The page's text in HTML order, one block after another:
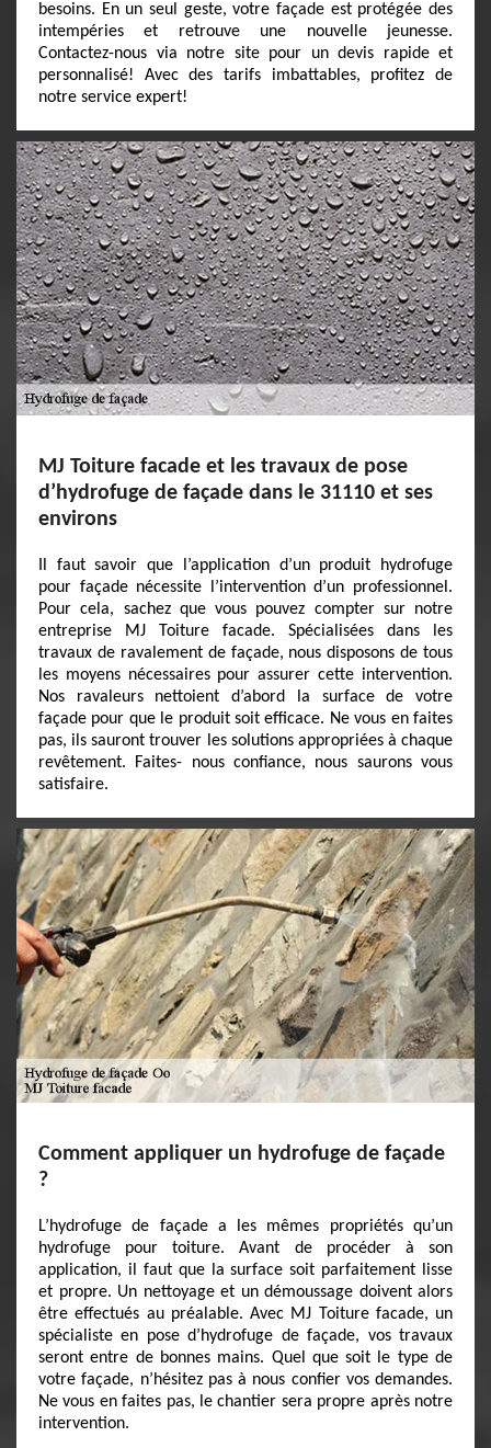
besoins. En un seul geste, votre façade est protégée des
intempéries et retrouve une nouvelle jeunesse.
Contactez-nous via notre site pour un devis rapide et
personnalisé! Avec des tarifs imbattables, profitez de
notre service expert!
MJ Toiture facade et les travaux de pose
d’hydrofuge de façade dans le 31110 et ses
environs
Il faut savoir que l’application d’un produit hydrofuge
pour façade nécessite l’intervention d’un professionnel.
Pour cela, sachez que vous pouvez compter sur notre
entreprise MJ Toiture facade. Spécialisées dans les
travaux de ravalement de façade, nous disposons de tous
les moyens nécessaires pour assurer cette intervention.
Nos ravaleurs nettoient d’abord la surface de votre
façade pour que le produit soit efficace. Ne vous en faites
pas, ils sauront trouver les solutions appropriées à chaque
revêtement. Faites- nous confiance, nous saurons vous
satisfaire.
Comment appliquer un hydrofuge de façade
?
L’hydrofuge de façade a les mêmes propriétés qu’un
hydrofuge pour toiture. Avant de procéder à son
application, il faut que la surface soit parfaitement lisse
et propre. Un nettoyage et un démoussage doivent alors
être effectués au préalable. Avec MJ Toiture facade, un
spécialiste en pose d’hydrofuge de façade, vos travaux
seront entre de bonnes mains. Quel que soit le type de
votre façade, n’hésitez pas à nous confier vos demandes.
Ne vous en faites pas, le chantier sera propre après notre
intervention.